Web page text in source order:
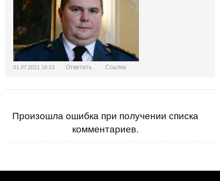
01.07.2021 16:13 Ответить Ссылка
Произошла ошибка при получении списка
комментариев.